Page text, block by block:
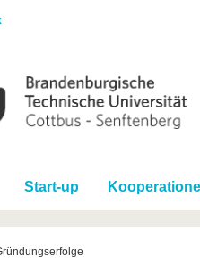
Forschung
Förderung Im
Start-up